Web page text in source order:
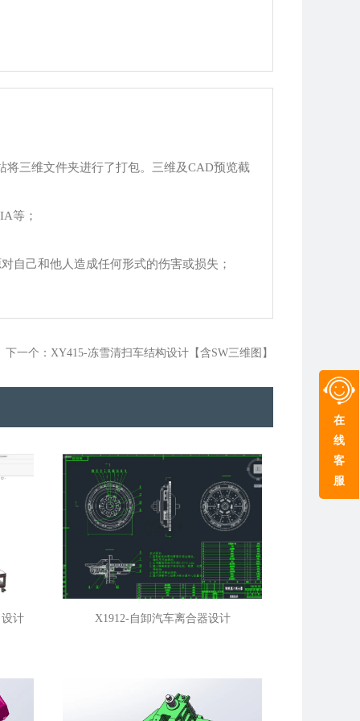
三维文件夹进行了打包。三维及CAD预览截
等；
自己和他人造成任何形式的伤害或损失；
下一个：XY415-冻雪清扫车结构设计【含SW三维图】
计
X1912-自卸汽车离合器设计
在
线
客
服